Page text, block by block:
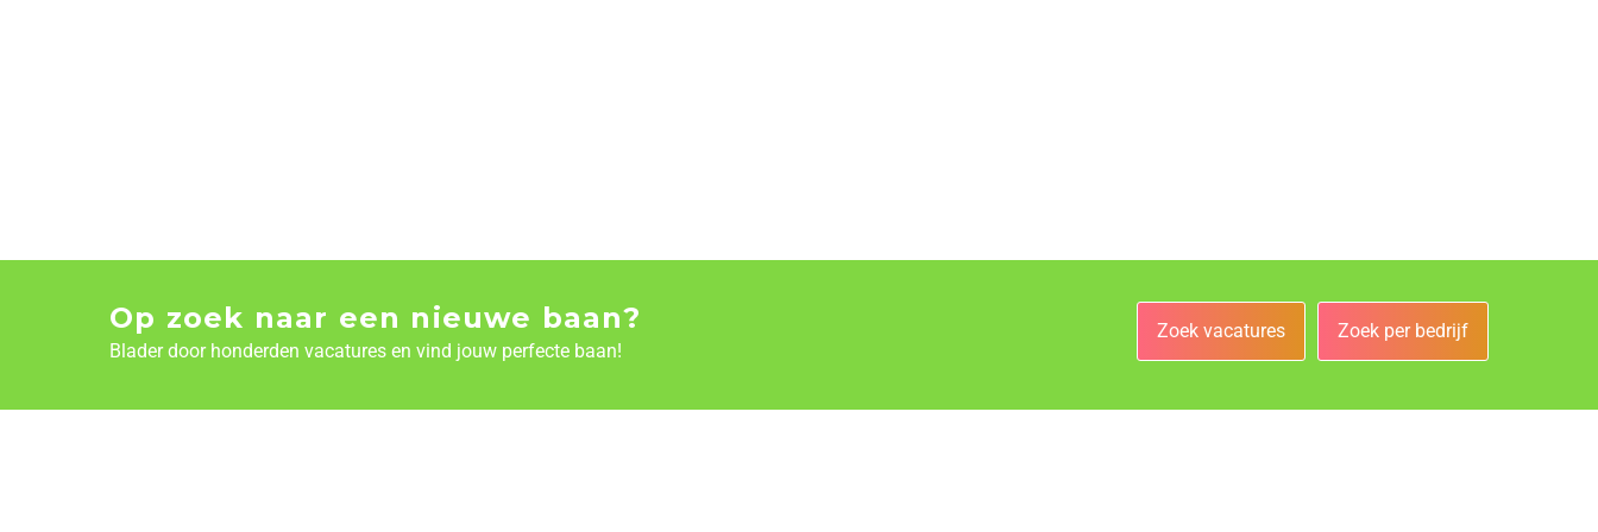
Op zoek naar een nieuwe baan?
Blader door honderden vacatures en vind jouw perfecte baan!
Zoek vacatures Zoek per bedrijf